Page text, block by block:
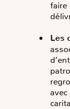
faire
Les